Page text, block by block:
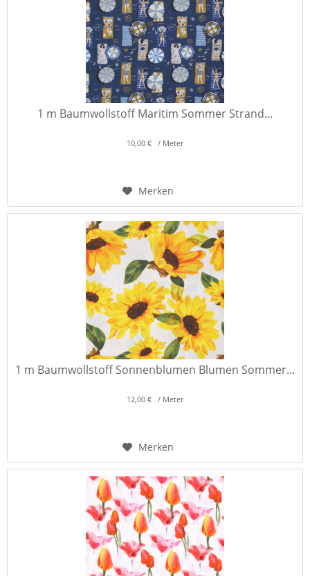
1 m Baumwollstoff Maritim Sommer Strand...
10,00 € / Meter
Merken
1 m Baumwollstoff Sonnenblumen Blumen Sommer...
12,00 € / Meter
Merken